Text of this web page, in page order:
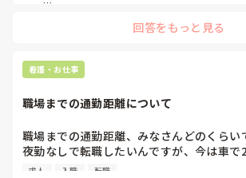
家の徒歩圏内の施設や車で５分ちょっとの
思ってしまいますが、美味しい部署に揺れ
料は療養→施設→急性期です。療養は夜勤
うと家、学校の近くで通勤に時間がかから
ぁ…でも、受かると思わなかったところが
グルグルして決められません。
クリニックなどではそういう職場も普通にあ
使われるというパターンが多いです😥
たいということであれば迷うことはないと思
のではないかと思いました。
回答をもっと見る
看護・お仕事
職場までの通勤距離について
職場までの通勤距離、みなさんどのくらい
夜勤なしで転職したいんですが、今は車で
いています。社会人になってから電車を使
求人 入職 転職